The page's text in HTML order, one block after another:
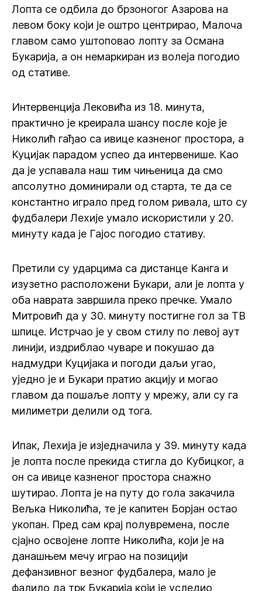
Лопта се одбила до брзоногог Азарова на
левом боку који је оштро центрирао, Малоча
главом само уштоповао лопту за Османа
Букарија, а он немаркиран из волеја погодио
од стативе.
Интервенција Лековића из 18. минута,
практично је креирала шансу после које је
Николић гађао са ивице казненог простора, а
Куцијак парадом успео да интервенише. Као
да је успавала наш тим чињеница да смо
апсолутно доминирали од старта, те да се
константно играло пред голом ривала, што су
фудбалери Лехије умало искористили у 20.
минуту када је Гајос погодио стативу.
Претили су ударцима са дистанце Канга и
изузетно расположени Букари, али је лопта у
оба наврата завршила преко пречке. Умало
Митровић да у 30. минуту постигне гол за ТВ
шпице. Истрчао је у свом стилу по левој аут
линији, издриблао чуваре и покушао да
надмудри Куцијака и погоди даљи угао,
уједно је и Букари пратио акцију и могао
главом да пошаље лопту у мрежу, али су га
милиметри делили од тога.
Ипак, Лехија је изједначила у 39. минуту када
је лопта после прекида стигла до Кубицког, а
он са ивице казненог простора снажно
шутирао. Лопта је на путу до гола закачила
Вељка Николића, те је капитен Борјан остао
укопан. Пред сам крај полувремена, после
сјајно освојене лопте Николића, који је на
данашњем мечу играо на позицији
дефанзивног везног фудбалера, мало је
фалило да трк Букарија који је уследио